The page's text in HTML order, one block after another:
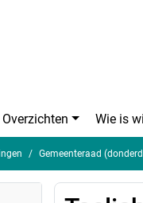
Overzichten Wie is
Gemeenteraad